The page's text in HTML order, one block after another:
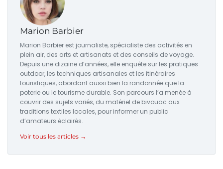
Marion Barbier
Marion Barbier est journaliste, spécialiste des activités en
plein air, des arts et artisanats et des conseils de voyage.
Depuis une dizaine d’années, elle enquête sur les pratiques
outdoor, les techniques artisanales et les itinéraires
touristiques, abordant aussi bien la randonnée que la
poterie ou le tourisme durable. Son parcours l’a menée à
couvrir des sujets variés, du matériel de bivouac aux
traditions textiles locales, pour informer un public
d’amateurs éclairés.
Voir tous les articles →